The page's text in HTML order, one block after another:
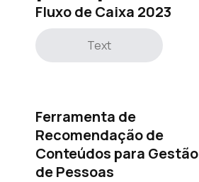
Fluxo de Caixa 2023
Text
Ferramenta de
Recomendação de
Conteúdos para Gestão
de Pessoas